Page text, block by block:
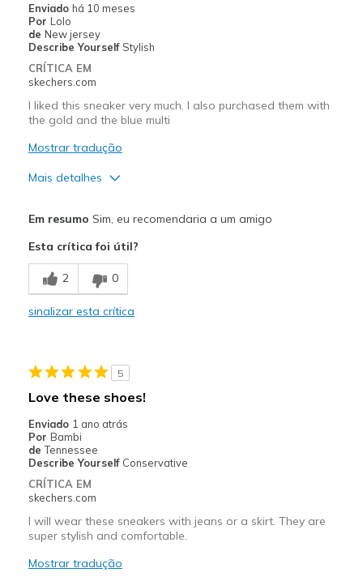
Enviado há 10 meses
Por Lolo
de New jersey
Describe Yourself Stylish
CRÍTICA EM
skechers.com
I liked this sneaker very much. I also purchased them with
the gold and the blue multi
Mostrar tradução
Mais detalhes
Comfortable
Stylish
Travel
Em resumo Sim, eu recomendaria a um amigo
Esta crítica foi útil?
2 0
sinalizar esta crítica
5
Love these shoes!
Enviado 1 ano atrás
Por Bambi
de Tennessee
Describe Yourself Conservative
CRÍTICA EM
skechers.com
I will wear these sneakers with jeans or a skirt. They are
super stylish and comfortable.
Mostrar tradução